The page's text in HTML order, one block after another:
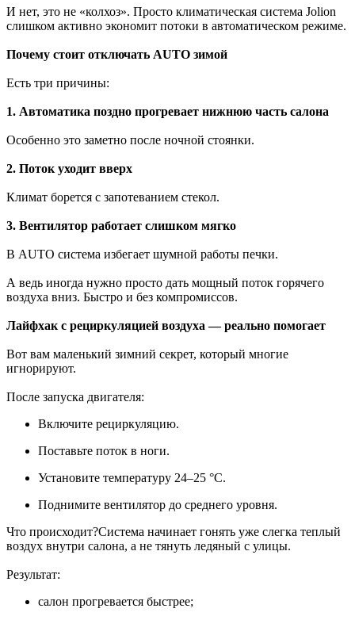
И нет, это не «колхоз». Просто климатическая система Jolion
слишком активно экономит потоки в автоматическом режиме.
Почему стоит отключать AUTO зимой
Есть три причины:
1. Автоматика поздно прогревает нижнюю часть салона
Особенно это заметно после ночной стоянки.
2. Поток уходит вверх
Климат борется с запотеванием стекол.
3. Вентилятор работает слишком мягко
В AUTO система избегает шумной работы печки.
А ведь иногда нужно просто дать мощный поток горячего
воздуха вниз. Быстро и без компромиссов.
Лайфхак с рециркуляцией воздуха — реально помогает
Вот вам маленький зимний секрет, который многие
игнорируют.
После запуска двигателя:
Включите рециркуляцию.
Поставьте поток в ноги.
Установите температуру 24–25 °C.
Поднимите вентилятор до среднего уровня.
Что происходит?Система начинает гонять уже слегка теплый
воздух внутри салона, а не тянуть ледяный с улицы.
Результат:
салон прогревается быстрее;